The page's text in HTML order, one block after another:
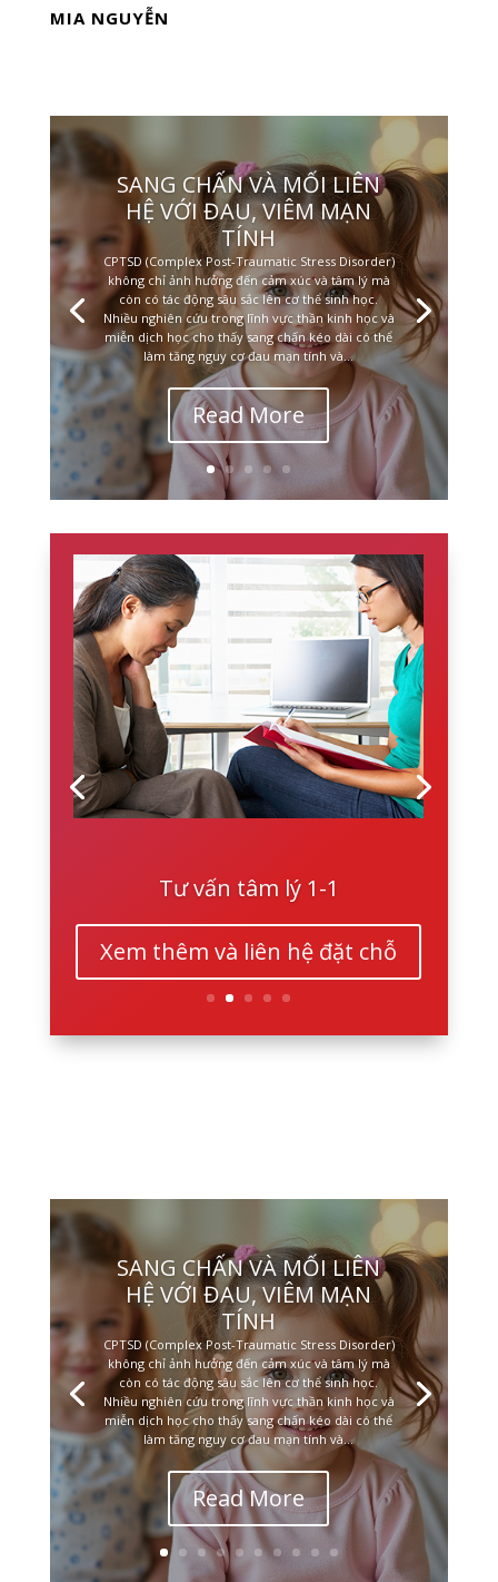
MIA NGUYỄN
SANG CHẤN VÀ MỐI LIÊN
HỆ VỚI ĐAU, VIÊM MẠN
TÍNH
CPTSD (Complex Post-Traumatic Stress Disorder)
không chỉ ảnh hưởng đến cảm xúc và tâm lý mà
còn có tác động sâu sắc lên cơ thể sinh học.
Nhiều nghiên cứu trong lĩnh vực thần kinh học và
miễn dịch học cho thấy sang chấn kéo dài có thể
làm tăng nguy cơ đau mạn tính và...
Read More
Tư vấn tâm lý 1-1
Xem thêm và liên hệ đặt chỗ
SANG CHẤN VÀ MỐI LIÊN
HỆ VỚI ĐAU, VIÊM MẠN
TÍNH
CPTSD (Complex Post-Traumatic Stress Disorder)
không chỉ ảnh hưởng đến cảm xúc và tâm lý mà
còn có tác động sâu sắc lên cơ thể sinh học.
Nhiều nghiên cứu trong lĩnh vực thần kinh học và
miễn dịch học cho thấy sang chấn kéo dài có thể
làm tăng nguy cơ đau mạn tính và...
Read More